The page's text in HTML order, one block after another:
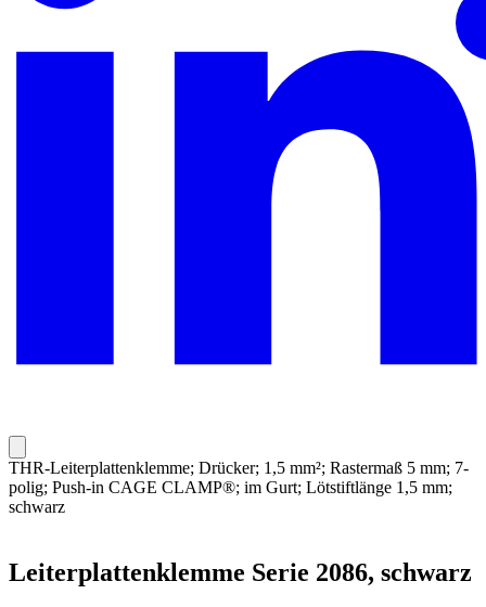
THR-Leiterplattenklemme; Drücker; 1,5 mm²; Rastermaß 5 mm; 7-
polig; Push-in CAGE CLAMP®; im Gurt; Lötstiftlänge 1,5 mm;
schwarz
Leiterplattenklemme Serie 2086, schwarz